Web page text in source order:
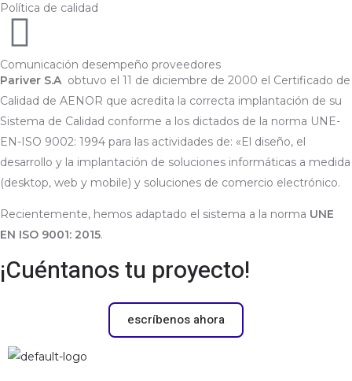
Política de calidad
Comunicación desempeño proveedores
Pariver S.Aobtuvo el 11 de diciembre de 2000 el Certificado de
Calidad de AENOR que acredita la correcta implantación de su
Sistema de Calidad conforme a los dictados de la norma UNE-
EN-ISO 9002: 1994 para las actividades de: «El diseño, el
desarrollo y la implantación de soluciones informáticas a medida
(desktop, web y mobile) y soluciones de comercio electrónico.
Recientemente, hemos adaptado el sistema a la norma UNE
EN ISO 9001: 2015.
¡Cuéntanos tu proyecto!
escríbenos ahora